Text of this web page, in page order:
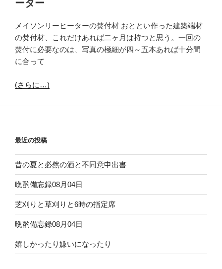
ーター
メイソンリーヒーターの焚付材 おととい作った建築端材
の焚付材、これだけあれば二ヶ月は持つと思う。一回の
焚付に必要なのは、写真の極細が四～五本あれば十分間
に合って
(さらに…)
最近の投稿
昔の夏と必然の酒と不同意申出書
晩酌備忘録08月04日
芝刈りと草刈りと6時の指定席
晩酌備忘録08月04日
嬉しかったり嫌いになったり